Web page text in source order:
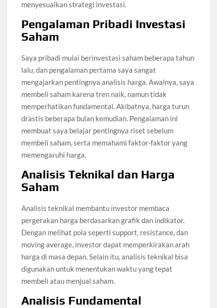
menyesuaikan strategi investasi.
Pengalaman Pribadi Investasi
Saham
Saya pribadi mulai berinvestasi saham beberapa tahun
lalu, dan pengalaman pertama saya sangat
mengajarkan pentingnya analisis harga. Awalnya, saya
membeli saham karena tren naik, namun tidak
memperhatikan fundamental. Akibatnya, harga turun
drastis beberapa bulan kemudian. Pengalaman ini
membuat saya belajar pentingnya riset sebelum
membeli saham, serta memahami faktor-faktor yang
memengaruhi harga.
Analisis Teknikal dan Harga
Saham
Analisis teknikal membantu investor membaca
pergerakan harga berdasarkan grafik dan indikator.
Dengan melihat pola seperti support, resistance, dan
moving average, investor dapat memperkirakan arah
harga di masa depan. Selain itu, analisis teknikal bisa
digunakan untuk menentukan waktu yang tepat
membeli atau menjual saham.
Analisis Fundamental